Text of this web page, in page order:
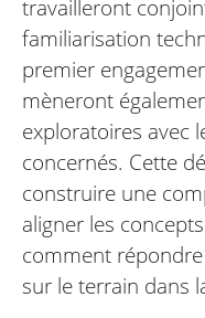
travailleront
familiarisation
premier
mèneront
exploratoires avec
concernés. Cette
construire une
aligner les
comment
sur le terrain dans